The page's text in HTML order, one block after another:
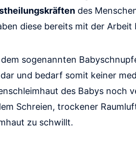
des
diese bereits mit der Arbeit
sogenannten
und bedarf somit keiner
des Babys noch
Schreien, trockener
zu schwillt.